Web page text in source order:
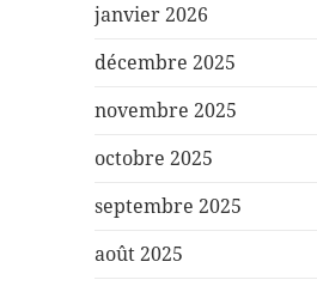
janvier 2026
décembre 2025
novembre 2025
octobre 2025
septembre 2025
août 2025